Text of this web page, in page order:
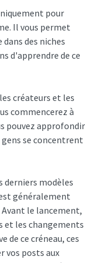
pour
Il vous permet
des niches
d'apprendre de ce
créateurs et les
commencerez à
pouvez approfondir
gens se concentrent
derniers modèles
généralement
le lancement,
et les changements
de ce créneau, ces
vos posts aux